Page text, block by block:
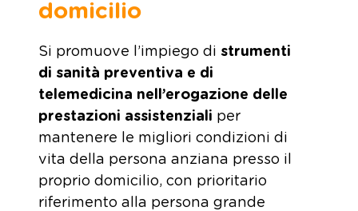
domicilio
Si promuove l’impiego di strumenti
di sanità preventiva e di
telemedicina nell’erogazione delle
prestazioni assistenziali per
mantenere le migliori condizioni di
vita della persona anziana presso il
proprio domicilio, con prioritario
riferimento alla persona grande